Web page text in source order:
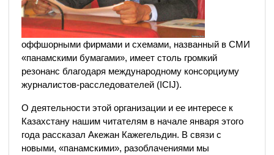
оффшорными фирмами и схемами, названный в СМИ
«панамскими бумагами», имеет столь громкий
резонанс благодаря международному консорциуму
журналистов-расследователей (ICIJ).
О деятельности этой организации и ее интересе к
Казахстану нашим читателям в начале января этого
года рассказал Акежан Кажегельдин. В связи с
новыми, «панамскими», разоблачениями мы